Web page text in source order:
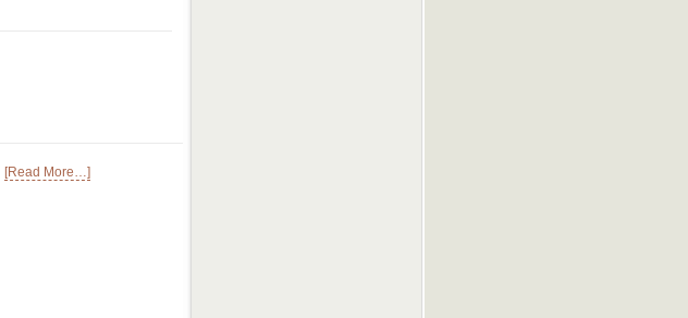
[Read More…]